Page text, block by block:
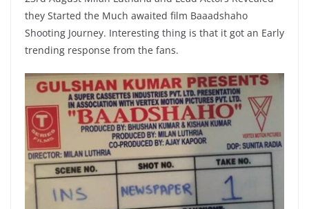
they Started the Much awaited film Baaadshaho
Shooting Journey. Interesting thing is that it got an Early
trending response from the fans.